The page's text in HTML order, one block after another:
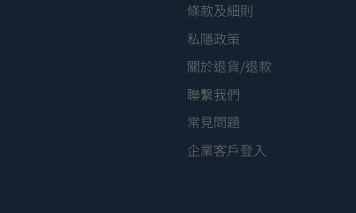
條款及細則
私隱政策
關於退貨/退款
聯繫我們
常見問題
企業客戶登入